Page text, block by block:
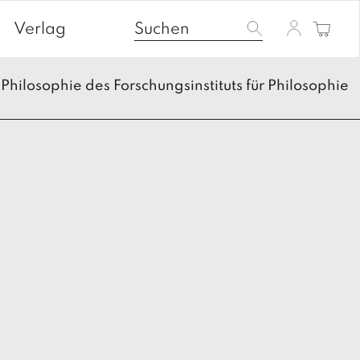
Verlag
des Forschungsinstituts für Philosophie